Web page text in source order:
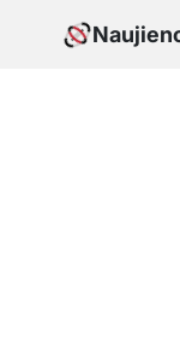
Fire TV Stick